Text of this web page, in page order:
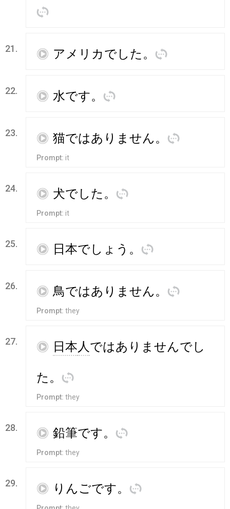
訳
21. 再 アメリカでした 。 訳
22. 再 水です。 訳
23. 再 猫ではありません。 訳
Prompt: it
24. 再 犬でした 。 訳
Prompt: it
25. 再 日本でしょう 。 訳
26. 再 鳥ではありません。 訳
Prompt: they
27. 再 日本 人 ではありませんでし
た 。 訳
Prompt: they
28. 再 鉛筆です。 訳
Prompt: they
29. 再 りんごです。 訳